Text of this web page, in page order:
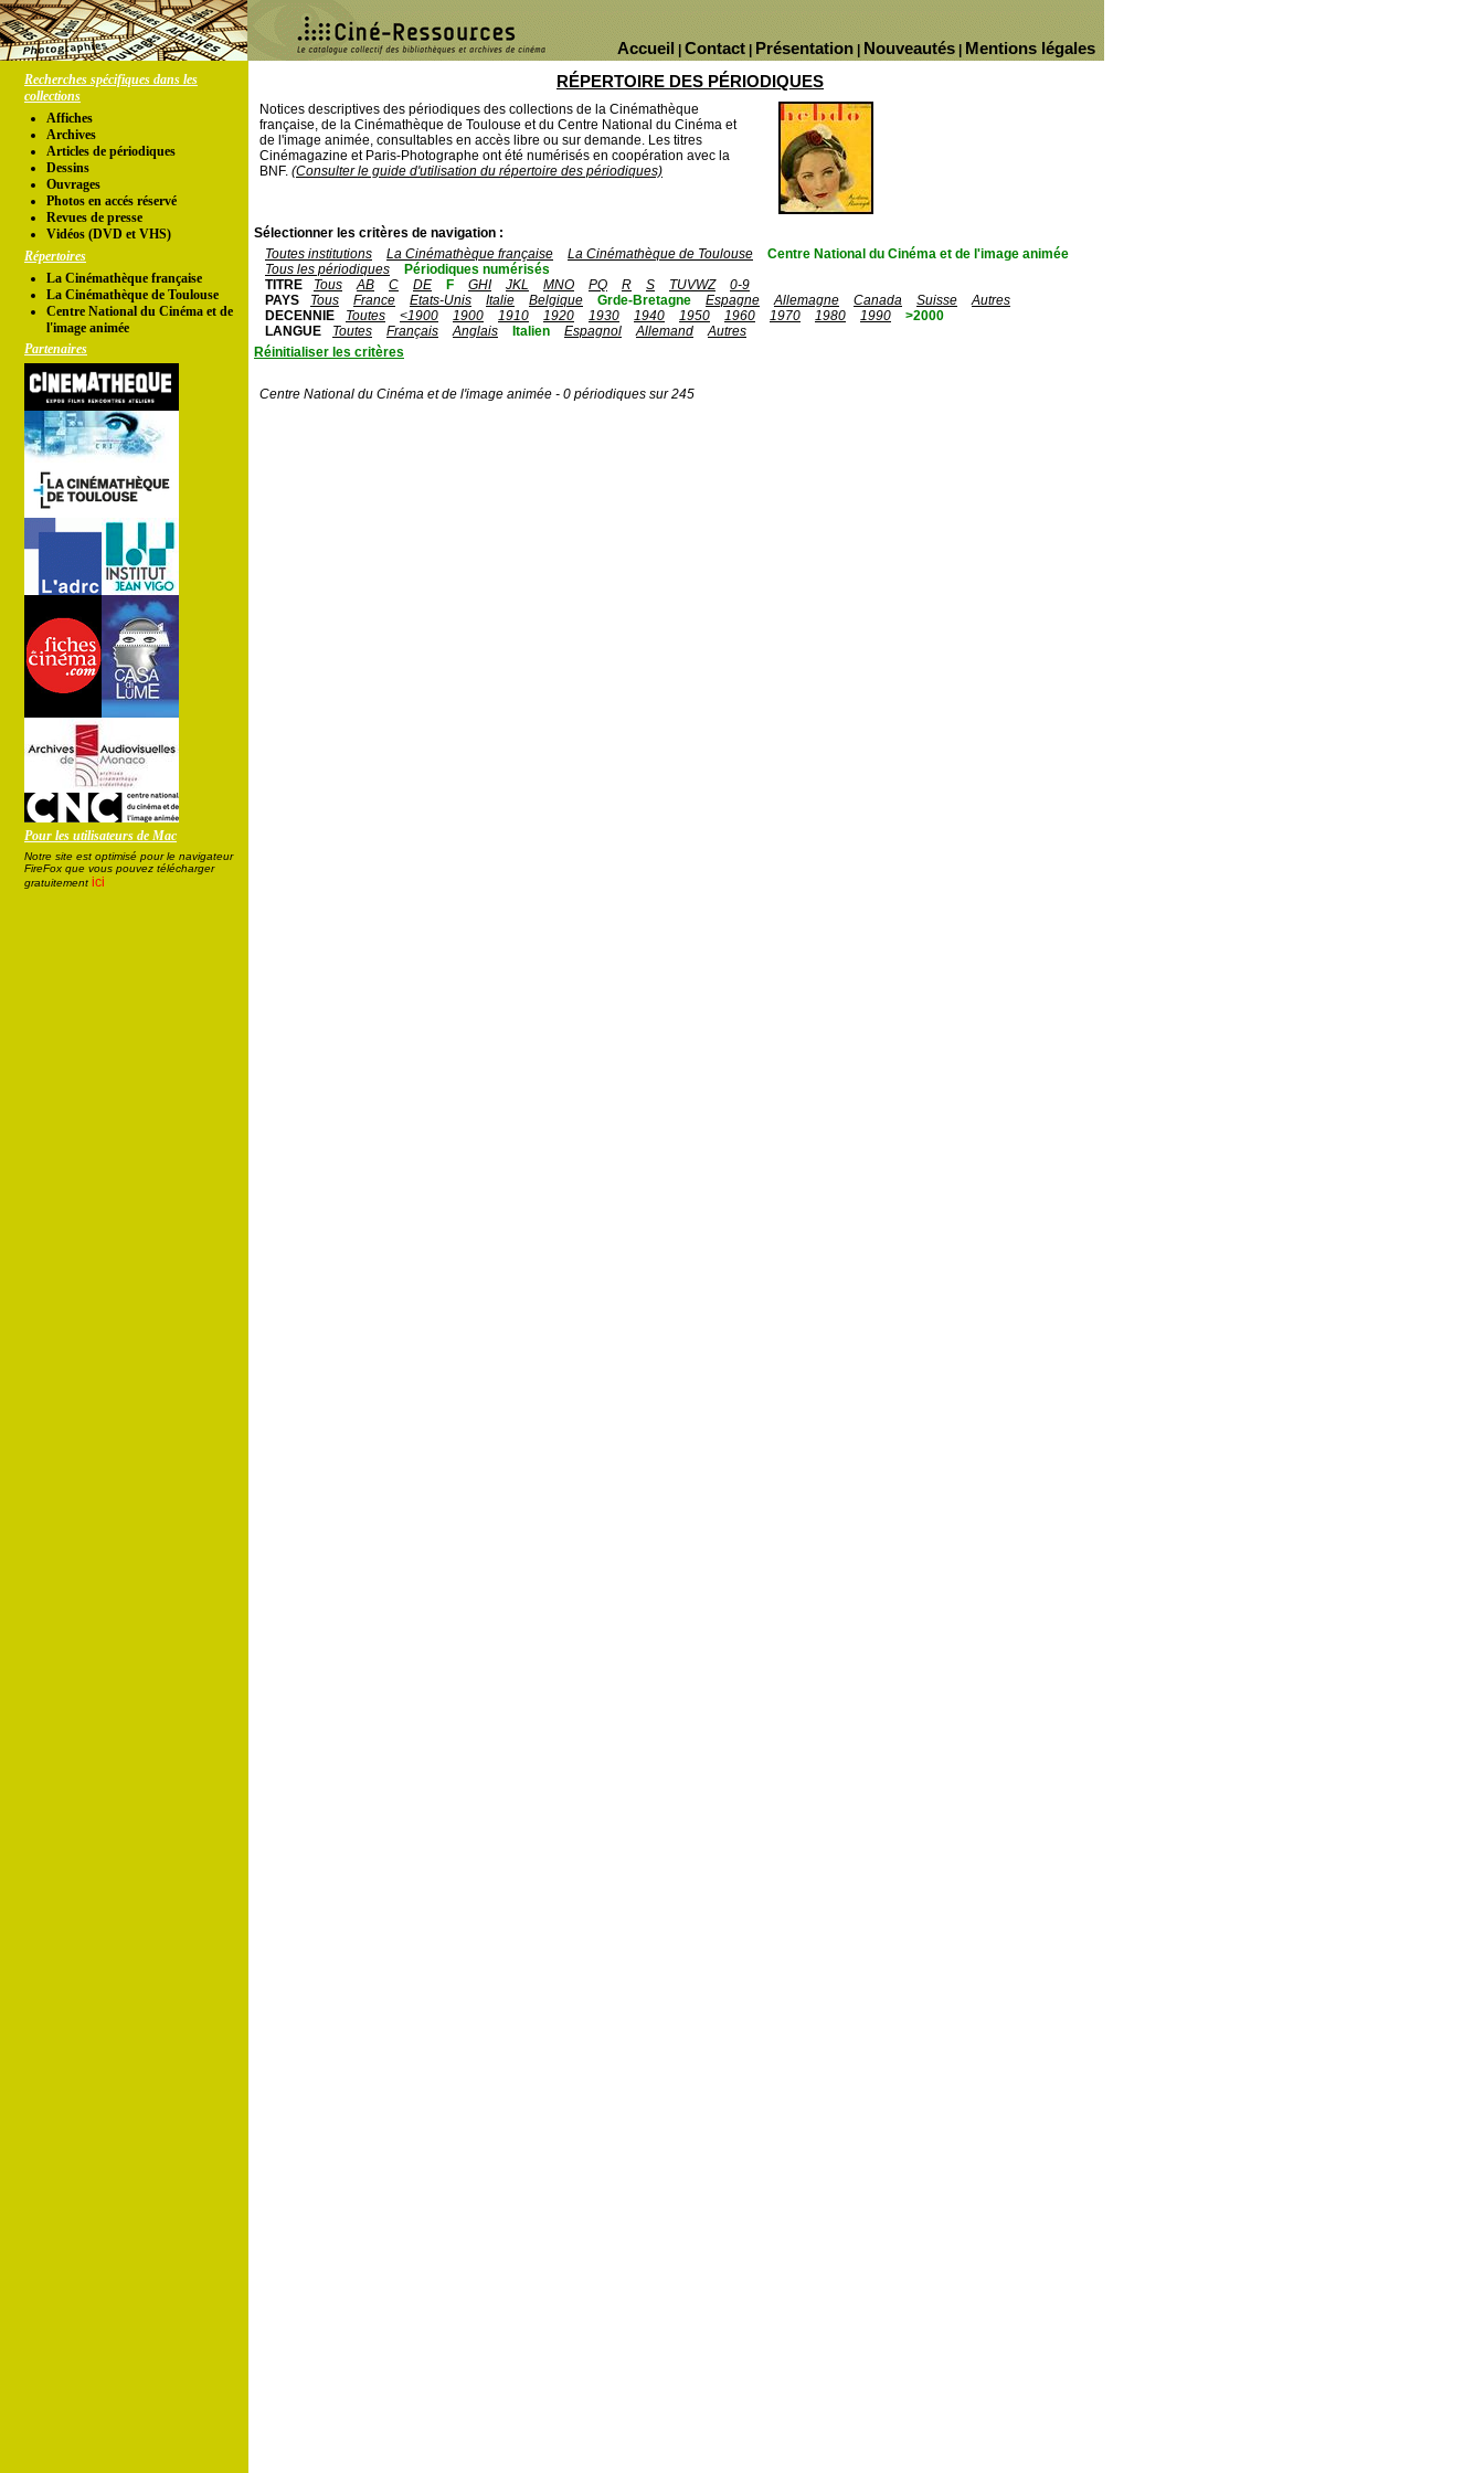
Mentions légales
Nouveautés
Présentation
Contact
Accueil
Recherches spécifiques dans les
collections
Affiches
Archives
Articles de périodiques
Dessins
Ouvrages
Photos en accés réservé
Revues de presse
Vidéos (DVD et VHS)
Répertoires
La Cinémathèque française
La Cinémathèque de Toulouse
Centre National du Cinéma et de
l'image animée
Partenaires
Pour les utilisateurs de Mac
Notre site est optimisé pour le navigateur
FireFox que vous pouvez télécharger
gratuitement ici
RÉPERTOIRE DES PÉRIODIQUES
Notices descriptives des périodiques des collections de la Cinémathèque
française, de la Cinémathèque de Toulouse et du Centre National du Cinéma et
de l'image animée, consultables en accès libre ou sur demande. Les titres
Cinémagazine et Paris-Photographe ont été numérisés en coopération avec la
BNF. (Consulter le guide d'utilisation du répertoire des périodiques)
Sélectionner les critères de navigation :
Toutes institutions
La Cinémathèque française La Cinémathèque de Toulouse
Centre National du Cinéma et de l'image animée
Tous les périodiques
Périodiques numérisés
TITRE
Tous AB C DE F GHI JKL MNO PQ R S TUVWZ
0-9
PAYS
Tous France Etats-Unis Italie Belgique Grde-Bretagne Espagne Allemagne Canada Suisse
Autres
DECENNIE
Toutes <1900 1900 1910 1920 1930 1940 1950 1960 1970 1980 1990
>2000
LANGUE
Toutes Français Anglais Italien Espagnol Allemand
Autres
Réinitialiser les critères
Centre National du Cinéma et de l'image animée - 0 périodiques sur 245